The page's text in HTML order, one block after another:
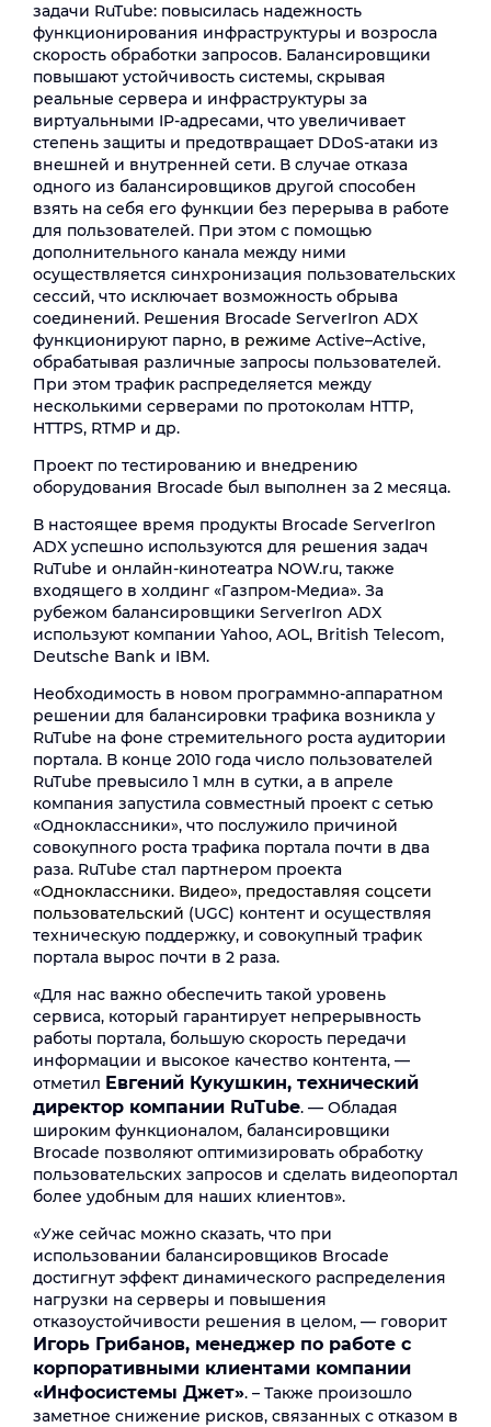
задачи RuTube: повысилась надежность
функционирования инфраструктуры и возросла
скорость обработки запросов. Балансировщики
повышают устойчивость системы, скрывая
реальные сервера и инфраструктуры за
виртуальными IP-адресами, что увеличивает
степень защиты и предотвращает DDoS-атаки из
внешней и внутренней сети. В случае отказа
одного из балансировщиков другой способен
взять на себя его функции без перерыва в работе
для пользователей. При этом с помощью
дополнительного канала между ними
осуществляется синхронизация пользовательских
сессий, что исключает возможность обрыва
соединений. Решения Brocade ServerIron ADX
функционируют парно, в режиме Active–Active,
обрабатывая различные запросы пользователей.
При этом трафик распределяется между
несколькими серверами по протоколам HTTP,
HTTPS, RTMP и др.
Проект по тестированию и внедрению
оборудования Brocade был выполнен за 2 месяца.
В настоящее время продукты Brocade ServerIron
ADX успешно используются для решения задач
RuTube и онлайн-кинотеатра NOW.ru, также
входящего в холдинг «Газпром-Медиа». За
рубежом балансировщики ServerIron ADX
используют компании Yahoo, AOL, British Telecom,
Deutsche Bank и IBM.
Необходимость в новом программно-аппаратном
решении для балансировки трафика возникла у
RuTube на фоне стремительного роста аудитории
портала. В конце 2010 года число пользователей
RuTube превысило 1 млн в сутки, а в апреле
компания запустила совместный проект с сетью
«Одноклассники», что послужило причиной
совокупного роста трафика портала почти в два
раза. RuTube стал партнером проекта
«Одноклассники. Видео», предоставляя соцсети
пользовательский (UGC) контент и осуществляя
техническую поддержку, и совокупный трафик
портала вырос почти в 2 раза.
«Для нас важно обеспечить такой уровень
сервиса, который гарантирует непрерывность
работы портала, большую скорость передачи
информации и высокое качество контента, —
отметил Eвгений Кукушкин, технический
директор компании RuTube. — Обладая
широким функционалом, балансировщики
Brocade позволяют оптимизировать обработку
пользовательских запросов и сделать видеопортал
более удобным для наших клиентов».
«Уже сейчас можно сказать, что при
использовании балансировщиков Brocade
достигнут эффект динамического распределения
нагрузки на серверы и повышения
отказоустойчивости решения в целом, — говорит
Игорь Грибанов, менеджер по работе с
корпоративными клиентами компании
«Инфосистемы Джет». – Также произошло
заметное снижение рисков, связанных с отказом в